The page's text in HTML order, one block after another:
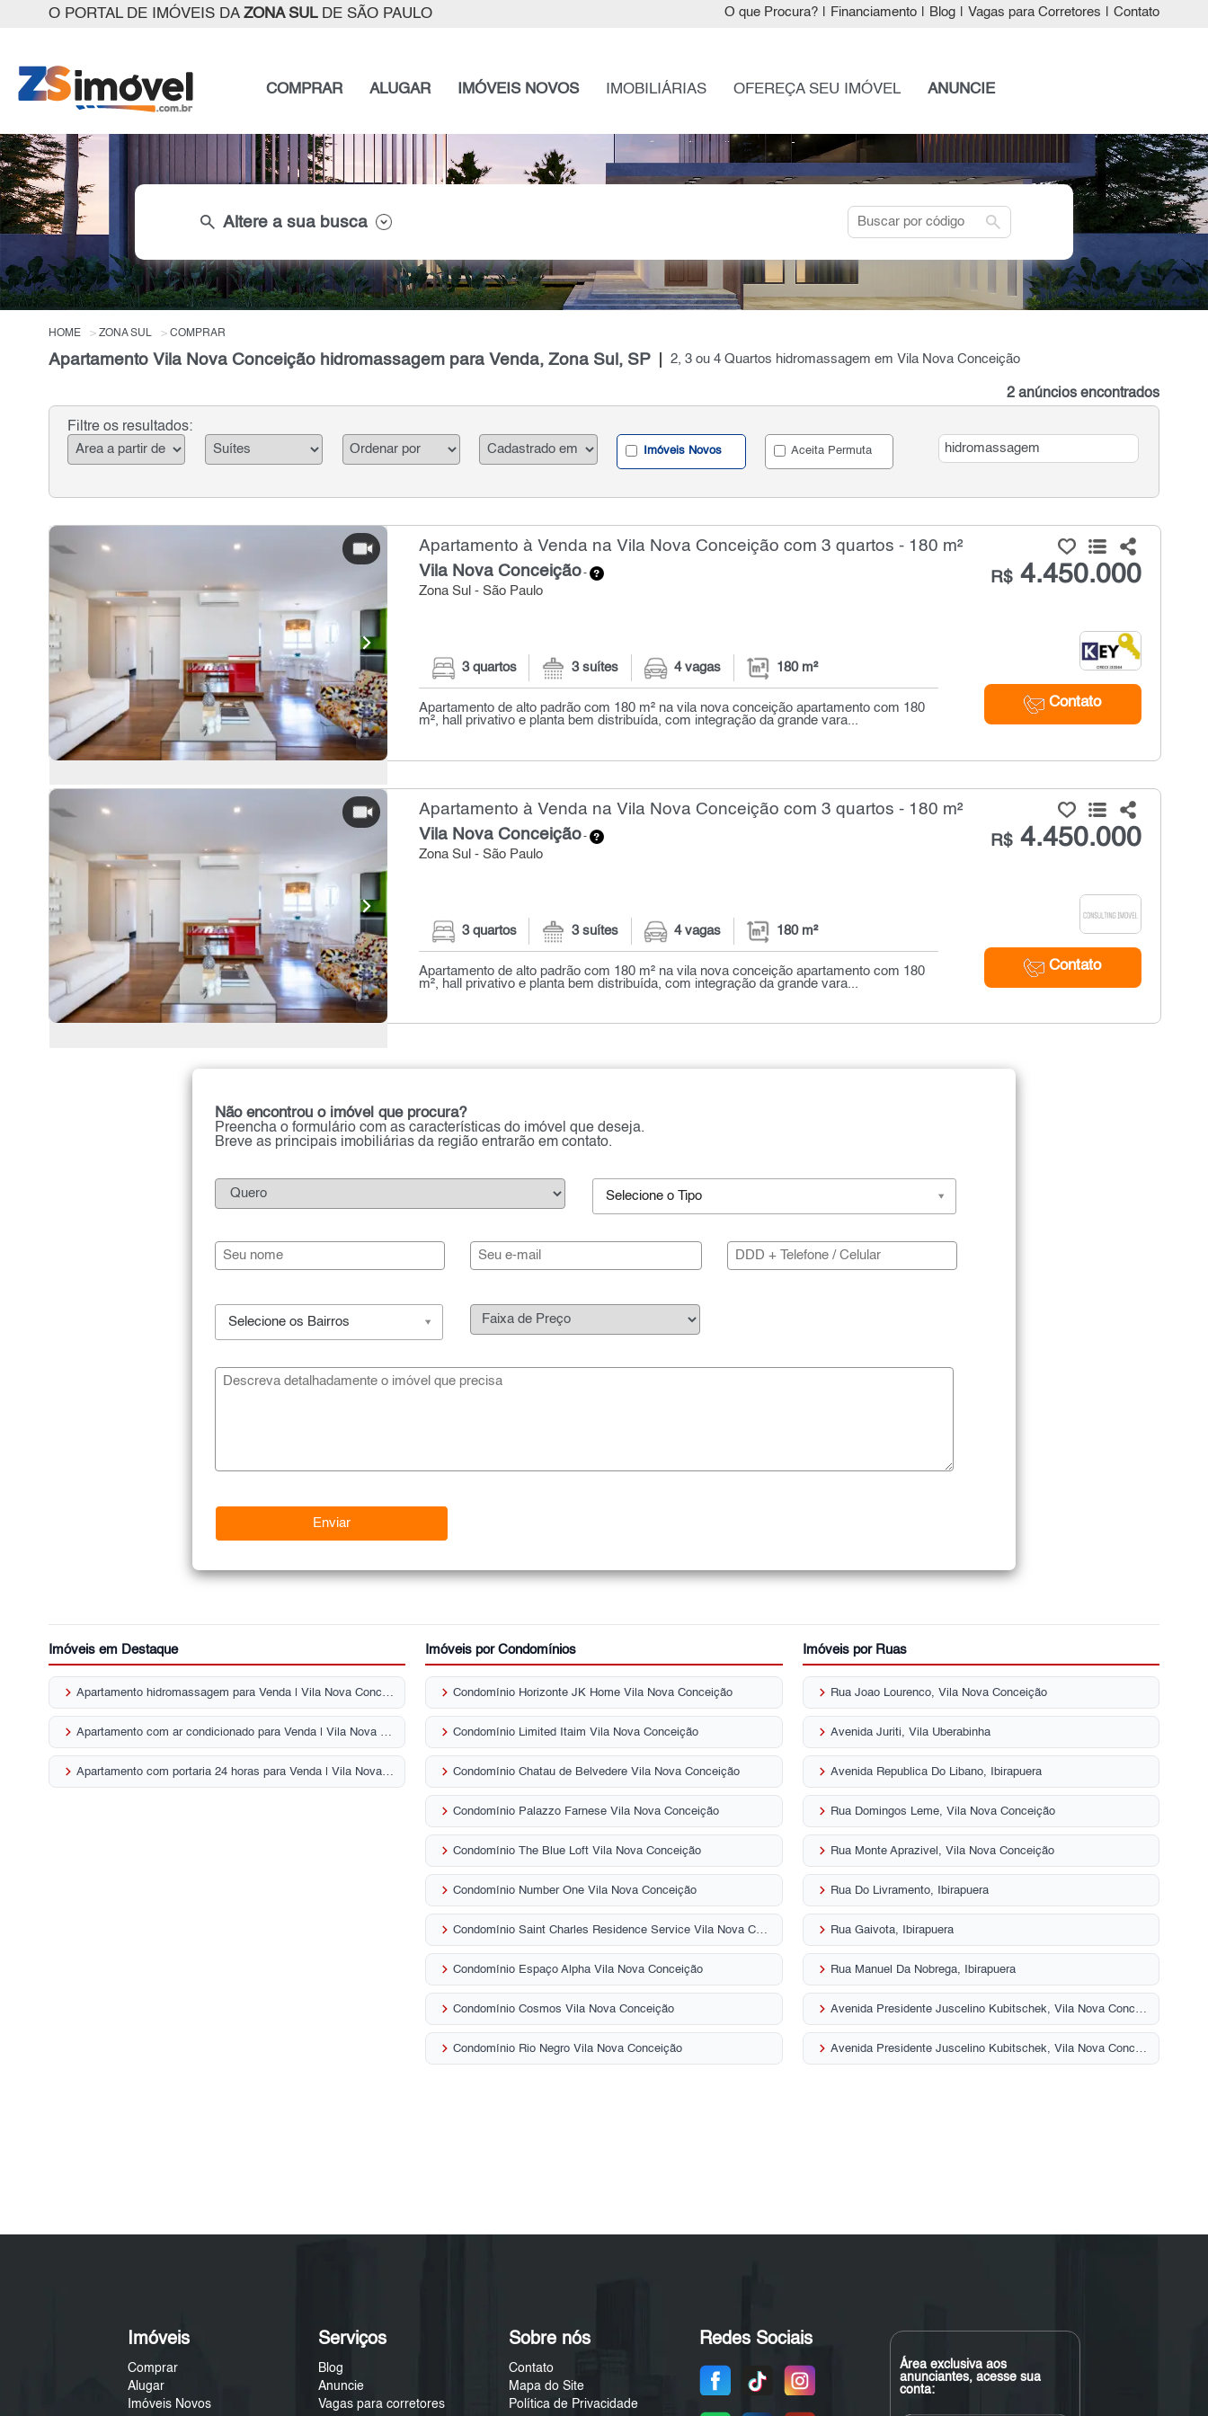
O PORTAL DE IMÓVEIS DA ZONA SULDE SÃO PAULO O que Procura? Financiamento Blog Vagas para Corretores Contato
COMPRAR ALUGAR IMÓVEIS NOVOS IMOBILIÁRIAS OFEREÇA SEU IMÓVEL ANUNCIE
search Altere a sua busca search
HOME ZONA SUL COMPRAR
Apartamento Vila Nova Conceição hidromassagem para Venda, Zona Sul, SP 2, 3 ou 4 Quartos hidromassagem em Vila Nova Conceição
2 anúncios encontrados
Filtre os resultados:
Imóveis Novos Aceita Permuta
Apartamento à Venda na Vila Nova Conceição com 3 quartos - 180 m²
Vila Nova Conceição-
Zona Sul - São Paulo
R$4.450.000
Contato
3 quartos 3 suítes 4 vagas 180 m²
Apartamento de alto padrão com 180 m² na vila nova conceição apartamento com 180
m², hall privativo e planta bem distribuída, com integração da grande vara...
Apartamento à Venda na Vila Nova Conceição com 3 quartos - 180 m²
Vila Nova Conceição-
Zona Sul - São Paulo
R$4.450.000
Contato
3 quartos 3 suítes 4 vagas 180 m²
Apartamento de alto padrão com 180 m² na vila nova conceição apartamento com 180
m², hall privativo e planta bem distribuída, com integração da grande vara...
Não encontrou o imóvel que procura?
Preencha o formulário com as características do imóvel que deseja.
Breve as principais imobiliárias da região entrarão em contato.
Selecione o Tipo
Selecione os Bairros
Imóveis em Destaque
keyboard_arrow_right Apartamento hidromassagem para Venda | Vila Nova Conceição
keyboard_arrow_right Apartamento com ar condicionado para Venda | Vila Nova Conceição
keyboard_arrow_right Apartamento com portaria 24 horas para Venda | Vila Nova Conceição
Imóveis por Condomínios
keyboard_arrow_rightCondomínio Horizonte JK Home Vila Nova Conceição
keyboard_arrow_rightCondomínio Limited Itaim Vila Nova Conceição
keyboard_arrow_rightCondomínio Chatau de Belvedere Vila Nova Conceição
keyboard_arrow_rightCondomínio Palazzo Farnese Vila Nova Conceição
keyboard_arrow_rightCondomínio The Blue Loft Vila Nova Conceição
keyboard_arrow_rightCondomínio Number One Vila Nova Conceição
keyboard_arrow_right Condomínio Saint Charles Residence Service Vila Nova Conceição
keyboard_arrow_rightCondomínio Espaço Alpha Vila Nova Conceição
keyboard_arrow_rightCondomínio Cosmos Vila Nova Conceição
keyboard_arrow_rightCondomínio Rio Negro Vila Nova Conceição
Imóveis por Ruas
keyboard_arrow_right Rua Joao Lourenco, Vila Nova Conceição
keyboard_arrow_right Avenida Juriti, Vila Uberabinha
keyboard_arrow_right Avenida Republica Do Libano, Ibirapuera
keyboard_arrow_right Rua Domingos Leme, Vila Nova Conceição
keyboard_arrow_right Rua Monte Aprazivel, Vila Nova Conceição
keyboard_arrow_right Rua Do Livramento, Ibirapuera
keyboard_arrow_right Rua Gaivota, Ibirapuera
keyboard_arrow_right Rua Manuel Da Nobrega, Ibirapuera
keyboard_arrow_right Avenida Presidente Juscelino Kubitschek, Vila Nova Conceição
keyboard_arrow_right Avenida Presidente Juscelino Kubitschek, Vila Nova Conceição
Imóveis
Comprar
Alugar
Imóveis Novos
Serviços
Blog
Anuncie
Vagas para corretores
Sobre nós
Contato
Mapa do Site
Política de Privacidade
Redes Sociais
Área exclusiva aos
anunciantes, acesse sua
conta: